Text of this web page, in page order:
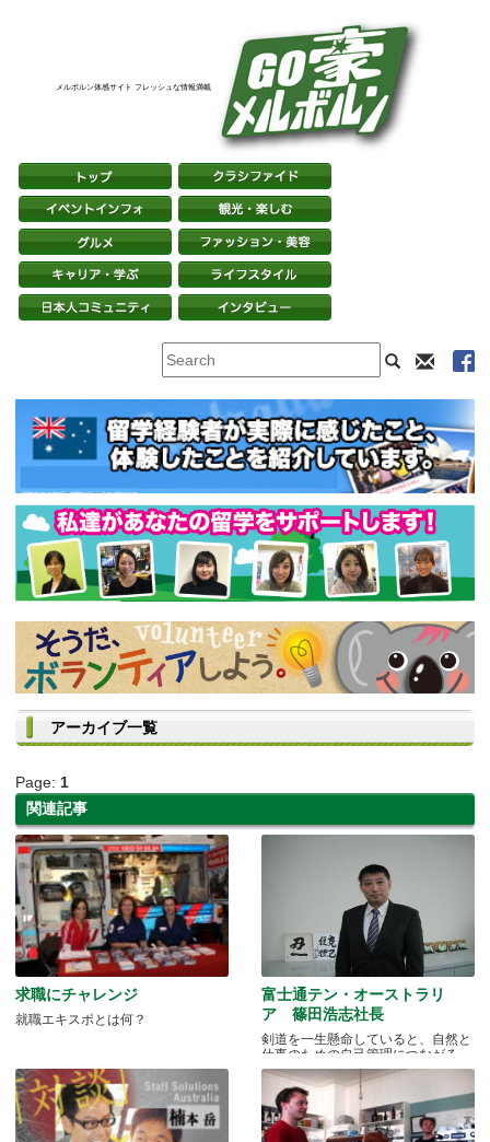
メルボルン体感サイト フレッシュな情報満載
アーカイブ一覧
Page: 1
関連記事
求職にチャレンジ
就職エキスポとは何？
富士通テン・オーストラリ
ア 篠田浩志社長
剣道を一生懸命していると、自然と
仕事のための自己管理につながる